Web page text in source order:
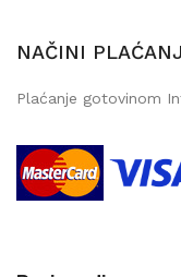
NAČINI
Plaćanje gotovinom